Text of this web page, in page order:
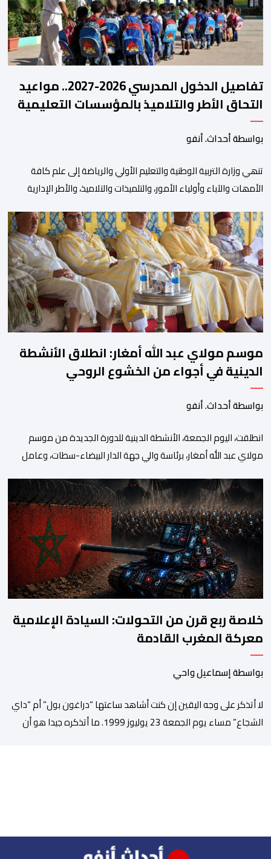
تفاصيل الدخول المدرسي 2026-2027.. مواعيد
التحاق الأطر والتلاميذ بالمؤسسات التعليمية
بواسطة أحداث. أنفو
تنھي وزارة التربیة الوطنیة والتعلیم الأولي والریاضة إلى علم كافة
الأمھات والآباء وأولیاء الأمور، والتلمیذات والتلامیذ، والأطر الإداریة
2027 سیتم في موعده الرسمي المحدد سلفا طبقا لمقتضیات المقرر
الوزاري رقم 047.26 الصادر بتاریخ 3 یولیوز 2026 بشأن تنظیم السنة
الدراسیة. وأوضحت الوزارة، في بلاغ، أن أطر […]
موسم مولاي عبد الله أمغار: انطلاق الأنشطة
الدينية في أجواء من الخشوع الروحي
بواسطة أحداث. أنفو
انطلقت، اليوم الجمعة، الأنشطة الدينية للدورة الجديدة من موسم
مولاي عبد الله أمغار، برئاسة والي جهة الدار البيضاء-سطات، وعامل
للجديدة، ورئيس المجلس العلمي المحلي للجديدة، وذلك بحضور
شخصيات مدنية وعسكرية ودينية. وجرت مراسيم افتتاح فعاليات
الموسم بالخيمة الرسمية، حيث أُلقيت كلمات كل من رئيس المجلس […]
خلاصة ربع قرن من التحولات: السيادة الإعلامية
معركة المغرب القادمة
بواسطة إسماعيل واحي
لا أتذكر على وجه اليقين إن كنت أشاهد ساعتها “دراغون بول” أم “داي
الشجاع” مساء يوم الجمعة 23 يوليوز 1999. ما أتذكره جيدا هو أن